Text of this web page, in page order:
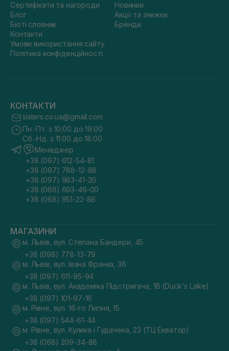
Сертифікати та нагороди
Блог
Бюті словник
Контакти
Умови використання сайту
Політика конфіденційності
Новинки
Акції та знижки
Бренди
КОНТАКТИ
sisters.co.ua@gmail.com
Пн.-Пт. з 10:00 до 19:00
Сб.-Нд. з 11:00 до 18:00
Менеджер
+38 (097) 612-54-81
+38 (097) 788-12-88
+38 (097) 983-41-20
+38 (068) 693-46-00
+38 (068) 951-22-86
МАГАЗИНИ
м. Львів, вул. Степана Бандери, 45
+38 (098) 778-13-79
м. Львів, вул. Івана Франка, 36
+38 (097) 611-95-94
м. Львів, вул. Академіка Підстригача, 1В (Duck's Lake)
+38 (097) 101-97-16
м. Рівне, вул. 16-го Липня, 15
+38 (097) 544-61-44
м. Рівне, вул. Кулика і Гудачека, 23 (ТЦ Екватор)
+38 (068) 209-34-88